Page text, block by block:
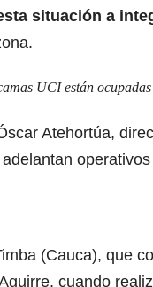
situación a
UCI están
Atehortúa,
(Cauca), que
cuando